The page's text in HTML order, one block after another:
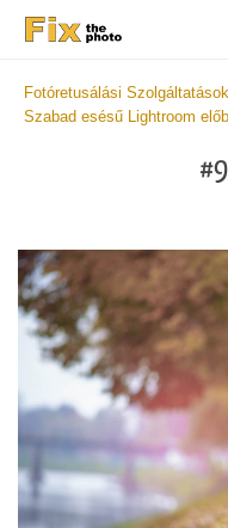
Fotóretusálási Szolgáltatások
Szabad esésű Lightroom